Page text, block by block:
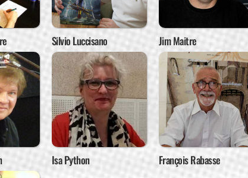
Silvio Luccisano Jim Maitre
Isa Python François Rabasse